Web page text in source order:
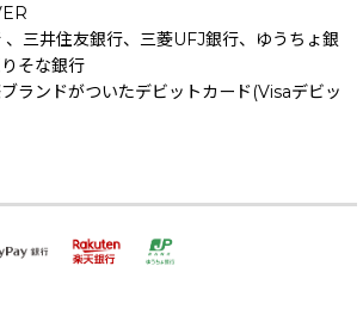
、三井住友銀行、三菱UFJ銀行、ゆうちょ銀
そな銀行
ブランドがついたデビットカード(Visaデビッ